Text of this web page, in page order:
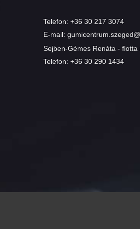
Telefon: +36 30 217 3074
E-mail:
Sejben-Gémes Renáta - flotta
Telefon: +36 30 290 1434